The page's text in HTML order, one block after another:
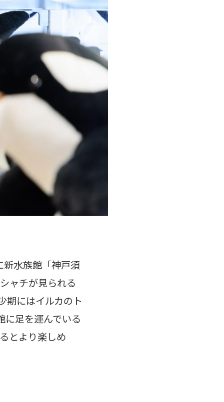
水族館「神戸須
ャチが見られる
期にはイルカのト
に足を運んでいる
とより楽しめ